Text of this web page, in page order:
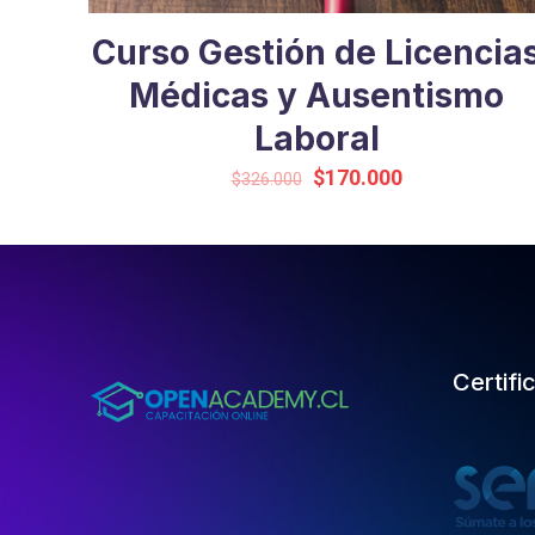
Curso Gestión de
Médicas y Ausentismo
Laboral
$326.000
Original
$170.000Current